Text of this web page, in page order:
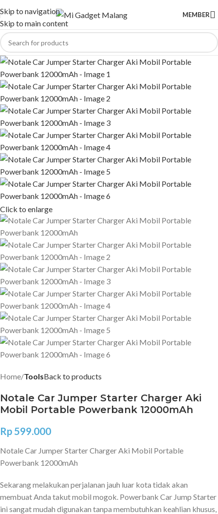
Skip to navigation
Skip to main content
MEMBER
Click to enlarge
Home ToolsBack to products
Notale Car Jumper Starter Charger Aki
Mobil Portable Powerbank 12000mAh
Rp599.000
Notale Car Jumper Starter Charger Aki Mobil Portable
Powerbank 12000mAh
Sekarang melakukan perjalanan jauh luar kota tidak akan
membuat Anda takut mobil mogok. Powerbank Car Jump Starter
ini sangat mudah digunakan tanpa membutuhkan keahlian khusus,